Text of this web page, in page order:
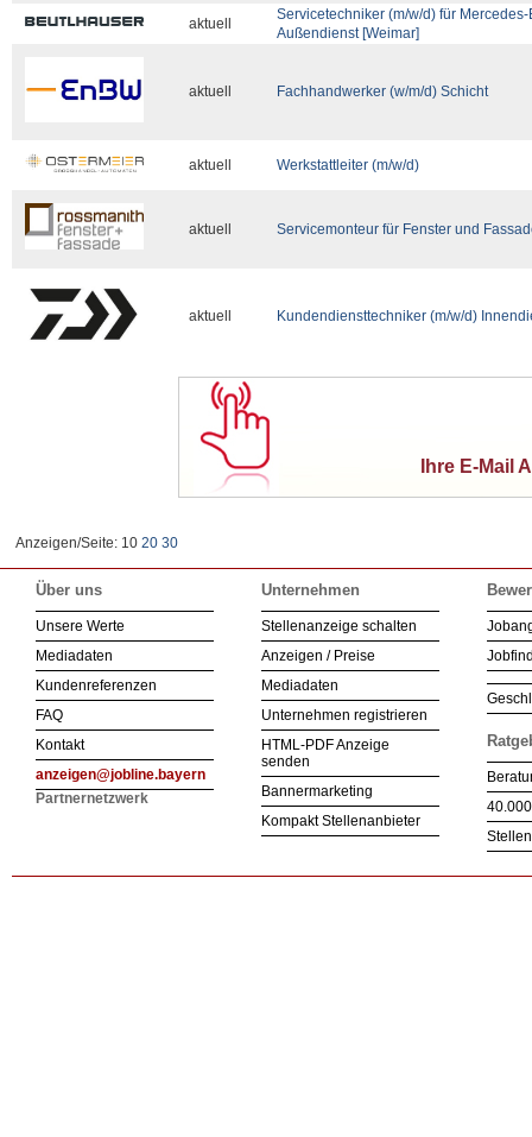
aktuell
Servicetechniker (m/w/d) für
Außendienst [Weimar]
aktuell Fachhandwerker (w/m/d) Schicht
aktuell Werkstattleiter (m/w/d)
aktuell Servicemonteur für Fenster und
aktuell Kundendiensttechniker (m/w/d)
Ihre E-Mail
Anzeigen/Seite: 10 20 30
Über uns
Unsere Werte
Mediadaten
Kundenreferenzen
FAQ
Kontakt
anzeigen@jobline.bayern
Partnernetzwerk
Unternehmen
Stellenanzeige schalten
Anzeigen / Preise
Mediadaten
Unternehmen registrieren
HTML-PDF Anzeige
senden
Bannermarketing
Kompakt Stellenanbieter